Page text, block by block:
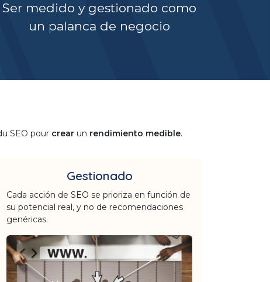
Ser medido y gestionado como
un palanca de negocio
SEO pour crear un rendimiento medible.
Gestionado
Cada acción de SEO se prioriza en función de
su potencial real, y no de recomendaciones
genéricas.